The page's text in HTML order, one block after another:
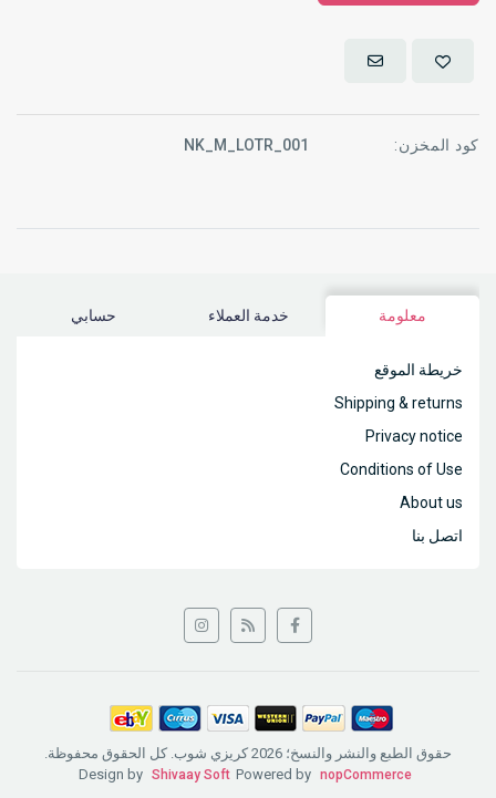
كود المخزن: NK_M_LOTR_001
معلومة خدمة العملاء حسابي
خريطة الموقع
Shipping & returns
Privacy notice
Conditions of Use
About us
اتصل بنا
حقوق الطبع والنشر والنسخ؛ 2026 كريزي شوب. كل الحقوق محفوظة.
Powered by nopCommerce
Design by Shivaay Soft